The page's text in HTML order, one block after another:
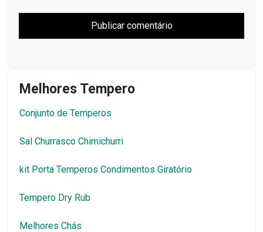
Melhores Tempero
Conjunto de Temperos
Sal Churrasco Chimichurri
kit Porta Temperos Condimentos Giratório
Tempero Dry Rub
Melhores Chás